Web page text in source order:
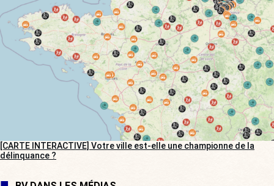
[CARTE INTERACTIVE] Votre ville est-elle une championne de la
délinquance ?